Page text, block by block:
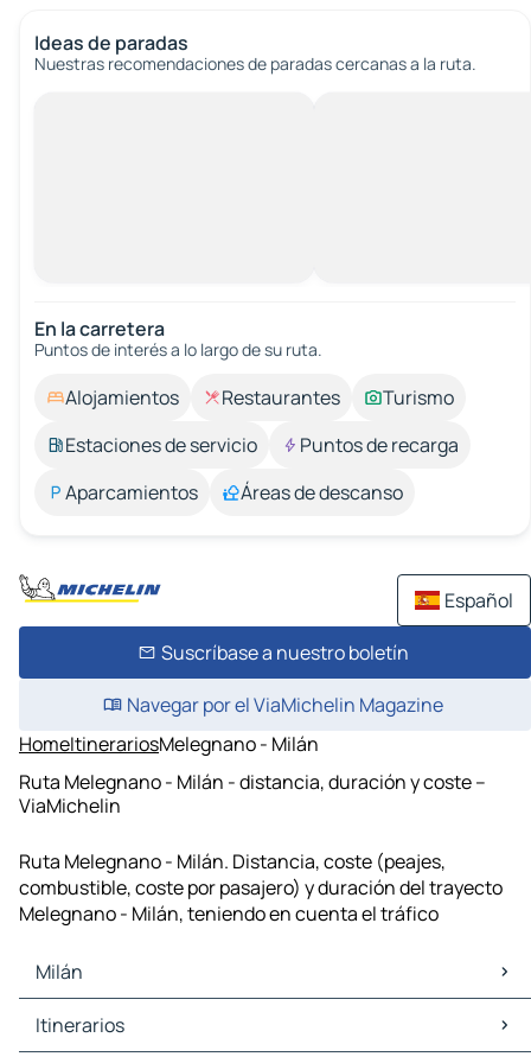
Ideas de paradas
Nuestras recomendaciones de paradas cercanas a la ruta.
En la carretera
Puntos de interés a lo largo de su ruta.
Alojamientos Restaurantes
Turismo
Estaciones de servicio
Puntos de recarga
Aparcamientos
Áreas de descanso
Español
Suscríbase a nuestro boletín
Navegar por el ViaMichelin Magazine
HomeItinerariosMelegnano - Milán
Ruta Melegnano - Milán - distancia, duración y coste –
ViaMichelin
Ruta Melegnano - Milán. Distancia, coste (peajes,
combustible, coste por pasajero) y duración del trayecto
Melegnano - Milán, teniendo en cuenta el tráfico
Milán
Milán Mapas Planos
Milán Trafico
Itinerarios